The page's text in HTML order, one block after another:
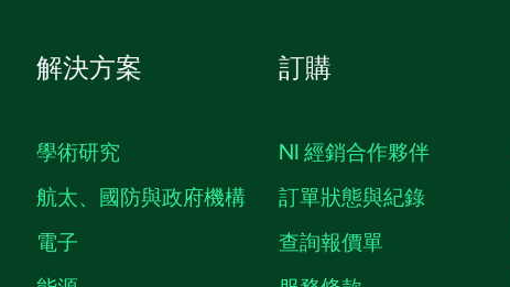
解決方案
學術研究
航太、國防與政府機構
電子
訂購
NI 經銷合作夥伴
訂單狀態與紀錄
查詢報價單